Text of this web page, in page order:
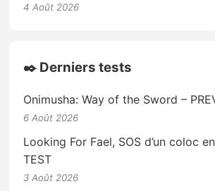
4 Août 2026
✒️ Derniers tests
Onimusha: Way of the Sword –
6 Août 2026
Looking For Fael, SOS d’un coloc
TEST
3 Août 2026